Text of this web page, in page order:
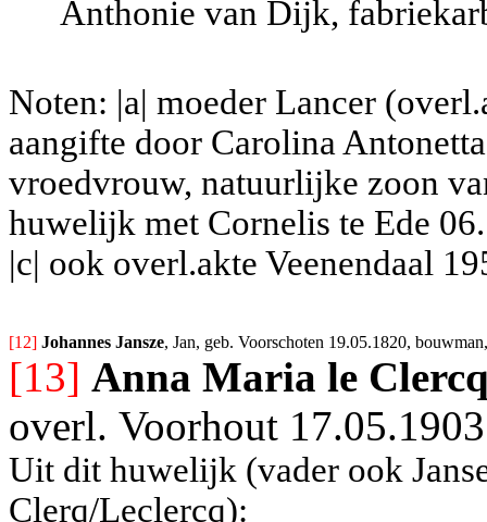
Anthonie van Dijk,
Noten: |a| moeder Lancer
aangifte door Carolina
vroedvrouw, natuurlijke zoon
huwelijk met Cornelis te Ede
|c| ook overl.akte Veenendaal
[12] Johannes Jansze, Jan, geb. Voorschoten 19.05.1820,
[13] Anna Maria le
overl. Voorhout
Uit dit huwelijk (vader ook
Clerq/Leclercq):